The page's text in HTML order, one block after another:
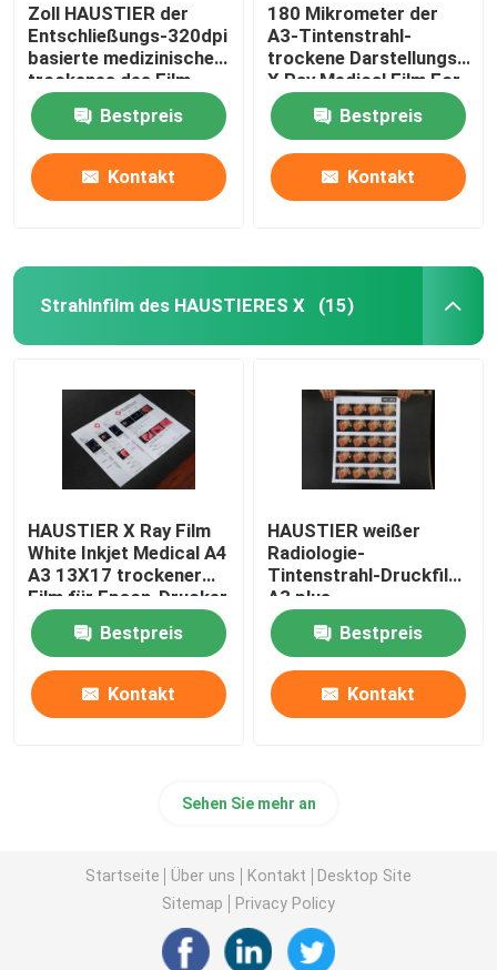
Zoll HAUSTIER der
Entschließungs-320dpi
basierte medizinisches
trockenes des Film-
10x12 Thermal-
Drucker FilmBestpreis
Kontakt
180 Mikrometer der
A3-Tintenstrahl-
trockene Darstellungs-
X Ray Medical Film For
Epson Canon Drucker-
Bestpreis
Kontakt
Strahlnfilm des HAUSTIERES X (15)
HAUSTIER X Ray Film
White Inkjet Medical A4
A3 13X17 trockener
Film für Epson-Drucker
Bestpreis
Kontakt
HAUSTIER weißer
Radiologie-
Tintenstrahl-Druckfilm
A3 plus
endoskopisches
Ultraschall-Bild X Ray
Film
Bestpreis
Kontakt
Sehen Sie mehr an
Startseite Über uns Kontakt
Desktop Site
Sitemap
Privacy Policy